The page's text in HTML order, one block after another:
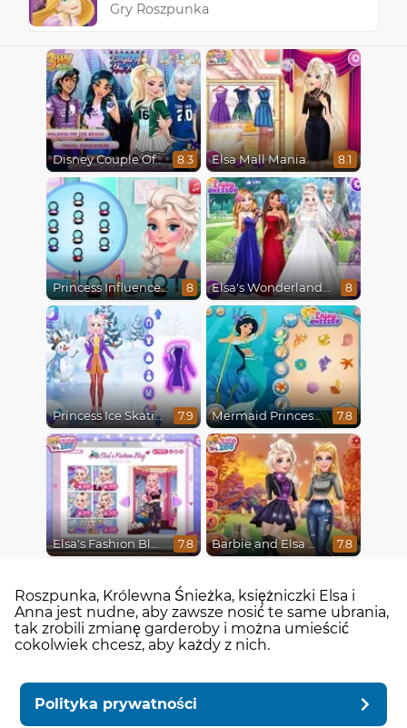
Gry Roszpunka
Disney Couple Of The Year 8.3 Elsa Mall Mania 8.1
Princess Influencer Winter Wonderland 8 Elsa's Wonderland Wedding 8
Princess Ice Skating Adventure 7.9 Mermaid Princesses 7.8
Elsa's Fashion Blog 7.8 Barbie and Elsa Autumn Patterns 7.8
Roszpunka, Królewna Śnieżka, księżniczki Elsa i
Anna jest nudne, aby zawsze nosić te same ubrania,
tak zrobili zmianę garderoby i można umieścić
cokolwiek chcesz, aby każdy z nich.
Polityka prywatności